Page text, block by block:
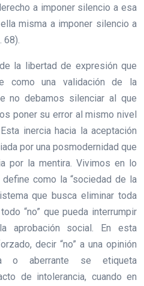
a imponer silencio a esa
misma a imponer silencio a
68).
la libertad de expresión que
como una validación de la
no debamos silenciar al que
poner su error al mismo nivel
inercia hacia la aceptación
por una posmodernidad que
por la mentira. Vivimos en lo
como la “sociedad de la
que busca eliminar toda
“no” que pueda interrumpir
aprobación social. En esta
decir “no” a una opinión
o aberrante se etiqueta
de intolerancia, cuando en